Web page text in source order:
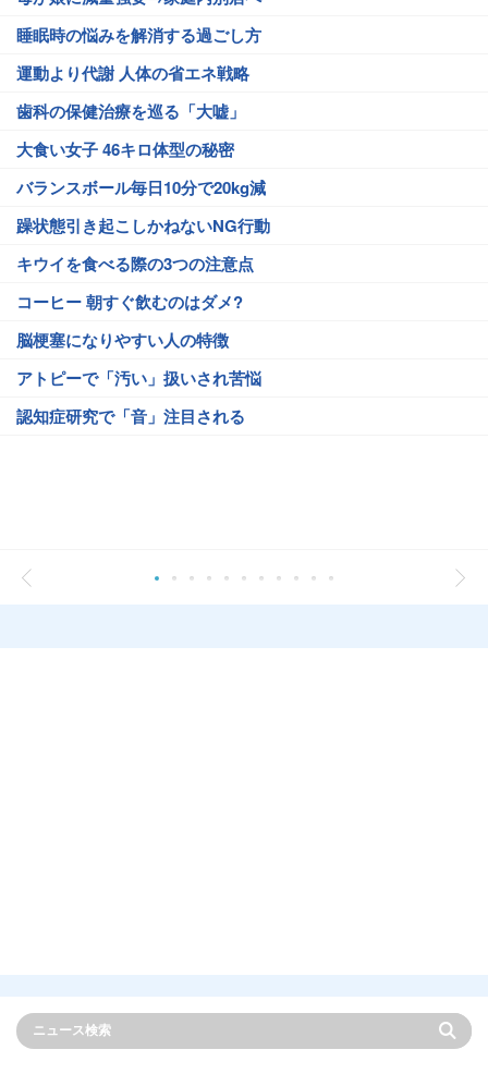
睡眠時の悩みを解消する過ごし方
運動より代謝 人体の省エネ戦略
歯科の保健治療を巡る「大嘘」
大食い女子 46キロ体型の秘密
バランスボール毎日10分で20kg減
躁状態引き起こしかねないNG行動
キウイを食べる際の3つの注意点
コーヒー 朝すぐ飲むのはダメ?
脳梗塞になりやすい人の特徴
アトピーで「汚い」扱いされ苦悩
認知症研究で「音」注目される